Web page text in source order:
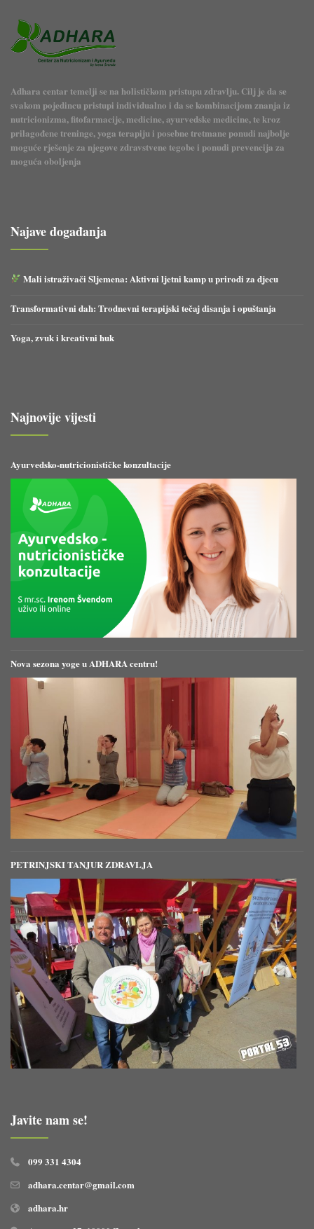
Adhara centar temelji se na holističkom pristupu zdravlju. Cilj je da se
svakom pojedincu pristupi individualno i da se kombinacijom znanja iz
nutricionizma, fitofarmacije, medicine, ayurvedske medicine, te kroz
prilagođene treninge, yoga terapiju i posebne tretmane ponudi najbolje
moguće rješenje za njegove zdravstvene tegobe i ponudi prevencija za
moguća oboljenja
Najave događanja
Mali istraživači Sljemena: Aktivni ljetni kamp u prirodi za djecu
Transformativni dah: Trodnevni terapijski tečaj disanja i opuštanja
Yoga, zvuk i kreativni huk
Najnovije vijesti
Ayurvedsko-nutricionističke konzultacije
Nova sezona yoge u ADHARA centru!
PETRINJSKI TANJUR ZDRAVLJA
Javite nam se!
099 331 4304
adhara.centar@gmail.com
adhara.hr